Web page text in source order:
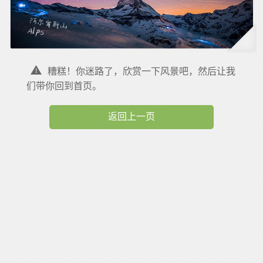
糟糕！你迷路了，欣赏一下风景吧，然后让我
们带你回到首页。
返回上一页